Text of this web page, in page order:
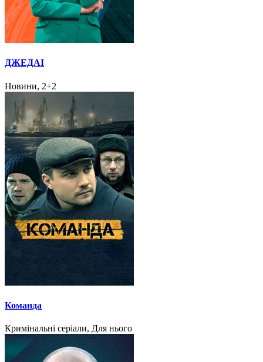
ДЖЕДАІ
Новини, 2+2
Команда
Кримінальні серіали, Для нього